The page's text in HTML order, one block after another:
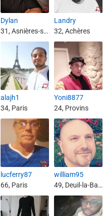
Dylan
31, Asnières-sur-Seine
Landry
32, Achères
alajh1
34, Paris
Yoni8877
24, Provins
lucferry87
66, Paris
william95
49, Deuil-la-Barre